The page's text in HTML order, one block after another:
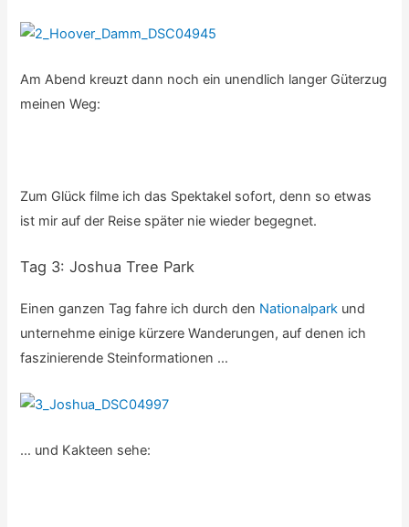
Am Abend kreuzt dann noch ein unendlich langer Güterzug
meinen Weg:
Zum Glück filme ich das Spektakel sofort, denn so etwas
ist mir auf der Reise später nie wieder begegnet.
Tag 3: Joshua Tree Park
Einen ganzen Tag fahre ich durch den Nationalpark und
unternehme einige kürzere Wanderungen, auf denen ich
faszinierende Steinformationen …
… und Kakteen sehe: